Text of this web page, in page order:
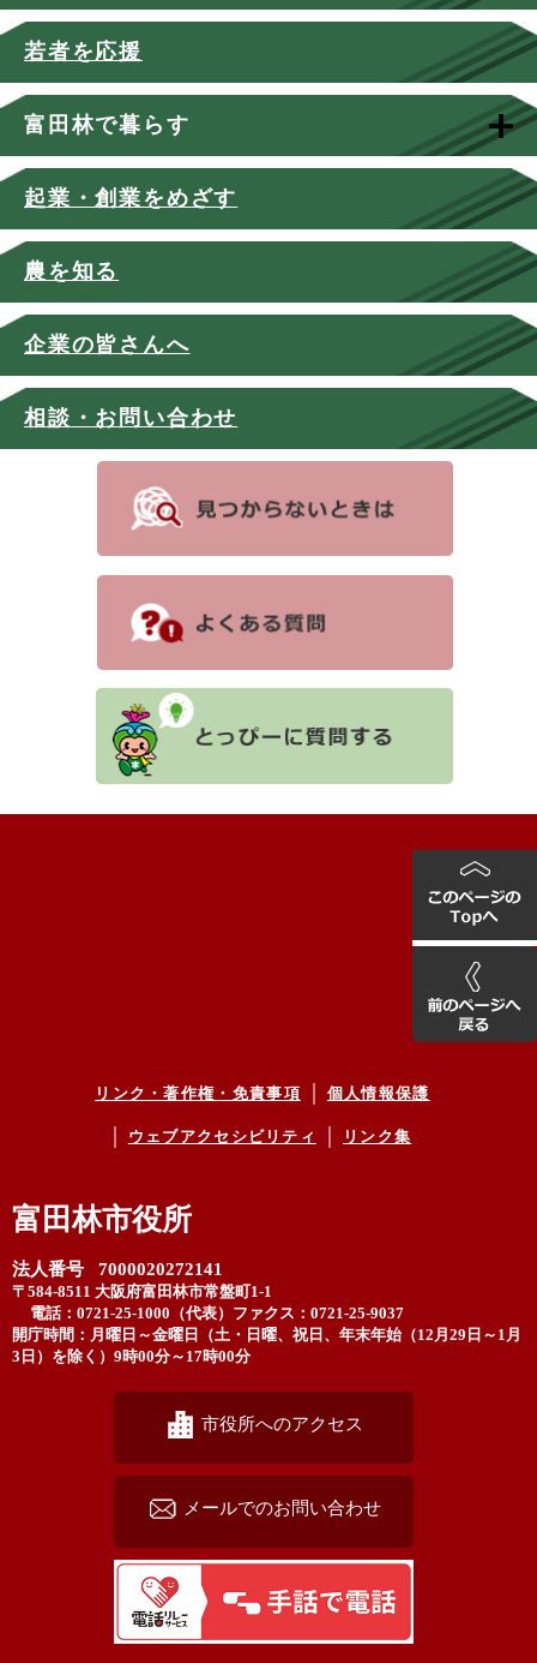
若者を応援
富田林で暮らす
起業・創業をめざす
農を知る
企業の皆さんへ
相談・お問い合わせ
リンク・著作権・免責事項 個人情報保護
ウェブアクセシビリティ リンク集
富田林市役所
法人番号 7000020272141
〒584-8511 大阪府富田林市常盤町1-1
電話：0721-25-1000（代表） ファクス：0721-25-9037
開庁時間：月曜日～金曜日（土・日曜、祝日、年末年始（12月29日～1月
3日）を除く）9時00分～17時00分
市役所へのアクセス
メールでのお問い合わせ